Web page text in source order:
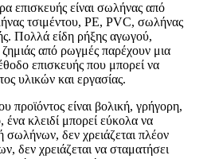
επισκευής είναι σωλήνας από
τσιμέντου, PE, PVC, σωλήνας
Πολλά είδη ρήξης αγωγού,
ζημιάς από ρωγμές παρέχουν μια
επισκευής που μπορεί να
υλικών και εργασίας.
προϊόντος είναι βολική, γρήγορη,
ένα κλειδί μπορεί εύκολα να
σωλήνων, δεν χρειάζεται πλέον
δεν χρειάζεται να σταματήσει